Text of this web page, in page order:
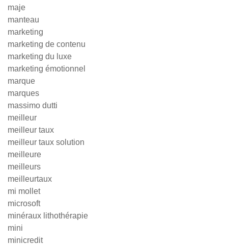
maje
manteau
marketing
marketing de contenu
marketing du luxe
marketing émotionnel
marque
marques
massimo dutti
meilleur
meilleur taux
meilleur taux solution
meilleure
meilleurs
meilleurtaux
mi mollet
microsoft
minéraux lithothérapie
mini
minicredit